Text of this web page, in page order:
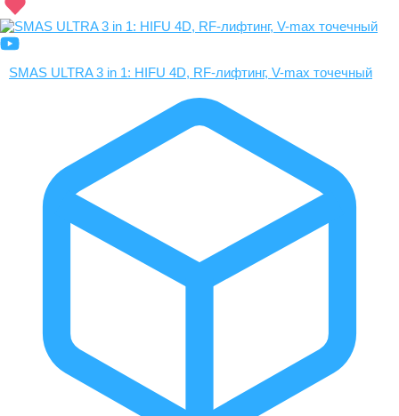
SMAS ULTRA 3 in 1: HIFU 4D, RF-лифтинг, V-max точечный